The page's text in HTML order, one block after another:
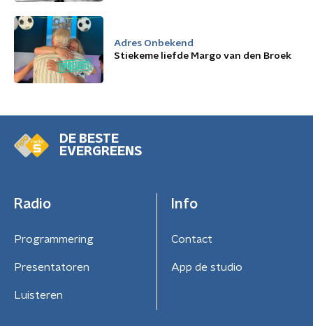
Adres Onbekend
Stiekeme liefde Margo van den Broek
DE BESTE
EVERGREENS
Radio
Programmering
Presentatoren
Luisteren
Info
Contact
App de studio